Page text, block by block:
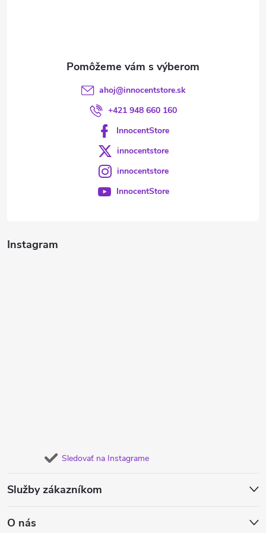
Instagram
Sledovať na Instagrame
Služby zákazníkom
O nás
ahoj@innocentstore.sk
+421 948 660 160
InnocentStore
innocentstore
innocentstore
InnocentStore